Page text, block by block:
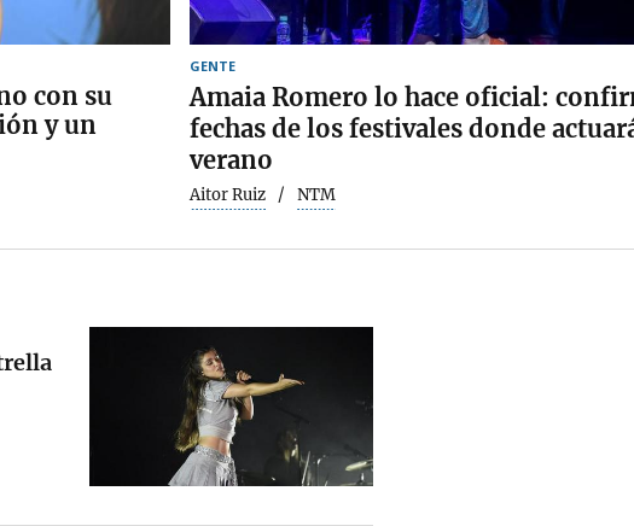
con su
y un
GENTE
Amaia Romero lo hace oficial:
fechas de los festivales donde
verano
Aitor Ruiz NTM